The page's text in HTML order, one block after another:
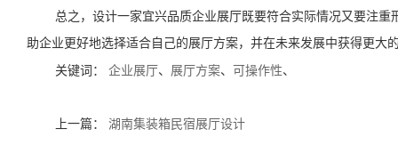
总之，设计一家宜兴品质企业展厅既要符合实际情况又要注
助企业更好地选择适合自己的展厅方案，并在未来发展中获得更大
关键词： 企业展厅、 展厅方案、 可操作性、
上一篇： 湖南集装箱民宿展厅设计